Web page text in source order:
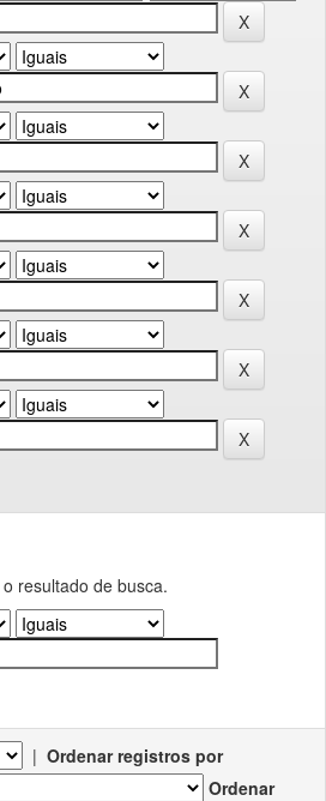
resultado de busca.
| Ordenar registros por
Ordenar